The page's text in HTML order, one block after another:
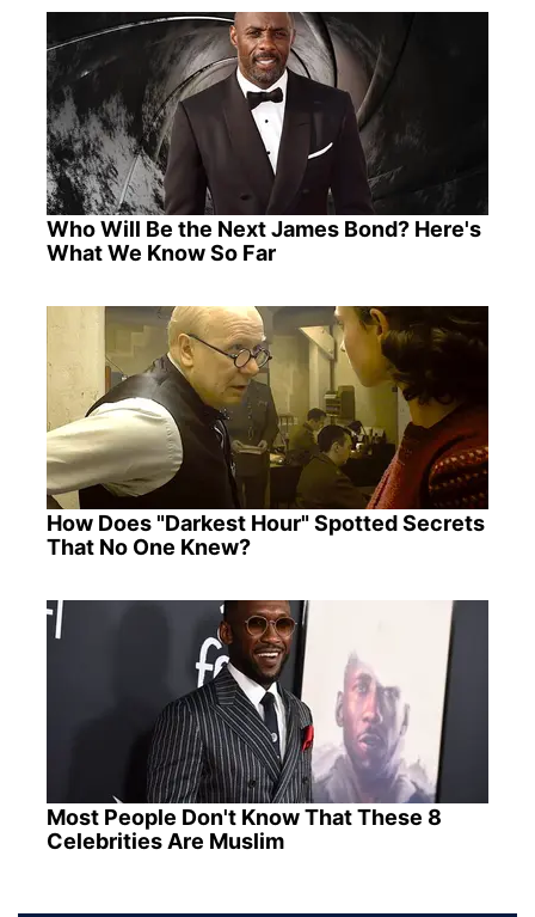
Who Will Be the Next James Bond? Here's
What We Know So Far
How Does "Darkest Hour" Spotted Secrets
That No One Knew?
Most People Don't Know That These 8
Celebrities Are Muslim